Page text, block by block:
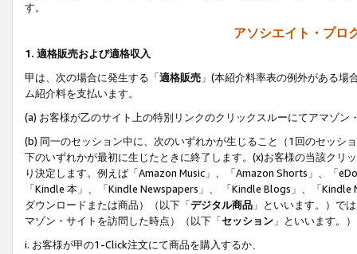
す。
アソシエイト・プロ
1. 適格販売および適格収入
甲は、次の場合に発生する「適格販売 」(本紹介料率表の例外がある
ム紹介料を支払います。
(a) お客様が乙のサイト上の特別リンクのクリックスルーにてアマゾン
(b) 同一のセッション中に、次のいずれかが生じること（1回のセッシ
下のいずれかが最初に生じたときに終了します。(x)お客様の当該ク
り決定します。例えば「Amazon Music」、「Amazon Shorts」、「
「Kindle 本」、「Kindle Newspapers」、 「Kindle Blogs」、「
ダウンロードまたは商品）（以下「デジタル商品 」といいます。）で
マゾン・サイトを訪問した時点）（以下「セッション 」といいます。
i. お客様が甲の1-Click注文にて商品を購入するか、